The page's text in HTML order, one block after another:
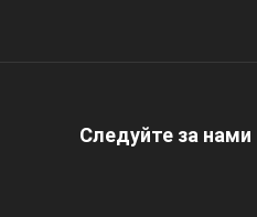
Следуйте за нами